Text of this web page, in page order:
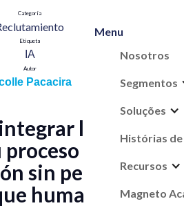
Menu
Nosotros
Segmentos
Soluções
Histórias de
Recursos
Magneto
Categoría
Etiqueta
IA​
Autor
Pacacira
la IA
de
sin perder
humano